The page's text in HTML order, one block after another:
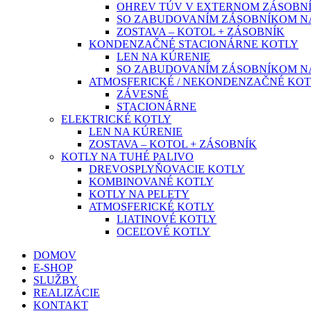
OHREV TÚV V EXTERNOM
SO ZABUDOVANÍM ZÁSOBNÍKOM
ZOSTAVA – KOTOL + ZÁSOBNÍK
KONDENZAČNÉ STACIONÁRNE KOTLY
LEN NA KÚRENIE
SO ZABUDOVANÍM ZÁSOBNÍKOM
ATMOSFERICKÉ / NEKONDENZAČNÉ
ZÁVESNÉ
STACIONÁRNE
ELEKTRICKÉ KOTLY
LEN NA KÚRENIE
ZOSTAVA – KOTOL + ZÁSOBNÍK
KOTLY NA TUHÉ PALIVO
DREVOSPLYŇOVACIE KOTLY
KOMBINOVANÉ KOTLY
KOTLY NA PELETY
ATMOSFERICKÉ KOTLY
LIATINOVÉ KOTLY
OCEĽOVÉ KOTLY
DOMOV
E-SHOP
SLUŽBY
REALIZÁCIE
KONTAKT